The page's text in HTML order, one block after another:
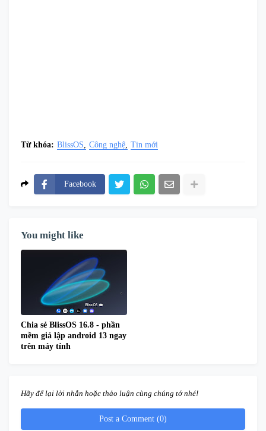
Từ khóa: BlissOS Công nghệ Tin mới
Facebook
You might like
Chia sẻ BlissOS 16.8 - phần
mềm giả lập android 13 ngay
trên máy tính
Hãy để lại lời nhắn hoặc thảo luận cùng chúng tớ nhé!
Post a Comment (0)